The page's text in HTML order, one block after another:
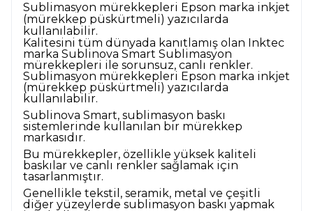
Sublimasyon mürekkepleri Epson marka inkjet
(mürekkep püskürtmeli) yazıcılarda
kullanılabilir.
Kalitesini tüm dünyada kanıtlamış olan Inktec
marka Sublinova Smart Sublimasyon
mürekkepleri ile sorunsuz, canlı renkler.
Sublimasyon mürekkepleri Epson marka inkjet
(mürekkep püskürtmeli) yazıcılarda
kullanılabilir.
Sublinova Smart, sublimasyon baskı
sistemlerinde kullanılan bir mürekkep
markasıdır.
Bu mürekkepler, özellikle yüksek kaliteli
baskılar ve canlı renkler sağlamak için
tasarlanmıştır.
Genellikle tekstil, seramik, metal ve çeşitli
diğer yüzeylerde sublimasyon baskı yapmak